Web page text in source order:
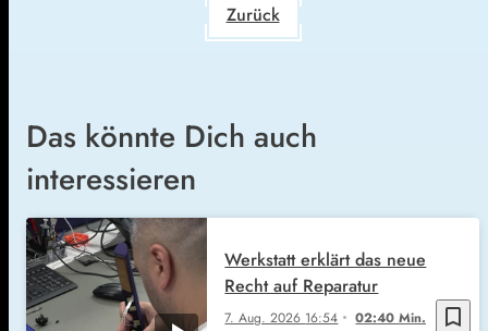
Zurück
Das könnte Dich auch
interessieren
bookmark_border
7. Aug. 2026 16:54 02:40 Min.
Werkstatt erklärt das neue
Recht auf Reparatur